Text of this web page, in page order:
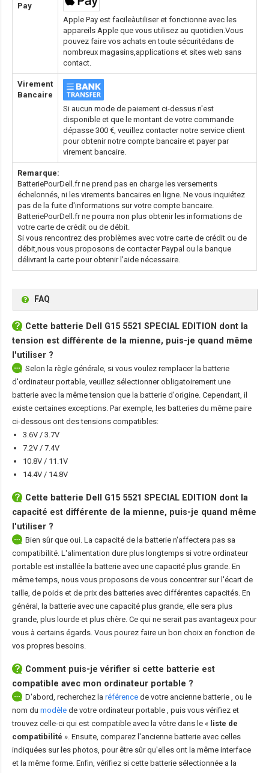
Pay
Apple Pay est facileàutiliser et fonctionne avec les
appareils Apple que vous utilisez au quotidien.Vous
pouvez faire vos achats en toute sécuritédans de
nombreux magasins,applications et sites web sans
contact.
Virement
Bancaire
Si aucun mode de paiement ci-dessus n'est
disponible et que le montant de votre commande
dépasse 300 €, veuillez contacter notre service client
pour obtenir notre compte bancaire et payer par
virement bancaire.
Remarque:
BatteriePourDell.fr ne prend pas en charge les versements
échelonnés, ni les virements bancaires en ligne. Ne vous inquiétez
pas de la fuite d'informations sur votre compte bancaire.
BatteriePourDell.fr ne pourra non plus obtenir les informations de
votre carte de crédit ou de débit.
Si vous rencontrez des problèmes avec votre carte de crédit ou de
débit,nous vous proposons de contacter Paypal ou la banque
délivrant la carte pour obtenir l'aide nécessaire.
FAQ
Cette batterie Dell G15 5521 SPECIAL EDITION dont la
tension est différente de la mienne, puis-je quand même
l'utiliser ?
Selon la règle générale, si vous voulez remplacer la batterie
d'ordinateur portable, veuillez sélectionner obligatoirement une
batterie avec la même tension que la batterie d'origine. Cependant, il
existe certaines exceptions. Par exemple, les batteries du même paire
ci-dessous ont des tensions compatibles:
3.6V / 3.7V
7.2V / 7.4V
10.8V / 11.1V
14.4V / 14.8V
Cette batterie Dell G15 5521 SPECIAL EDITION dont la
capacité est différente de la mienne, puis-je quand même
l'utiliser ?
Bien sûr que oui. La capacité de la batterie n'affectera pas sa
compatibilité. L'alimentation dure plus longtemps si votre ordinateur
portable est installée la batterie avec une capacité plus grande. En
même temps, nous vous proposons de vous concentrer sur l'écart de
taille, de poids et de prix des batteries avec différentes capacités. En
général, la batterie avec une capacité plus grande, elle sera plus
grande, plus lourde et plus chère. Ce qui ne serait pas avantageux pour
vous à certains égards. Vous pourez faire un bon choix en fonction de
vos propres besoins.
Comment puis-je vérifier si cette batterie est
compatible avec mon ordinateur portable ?
D'abord, recherchez la référence de votre ancienne batterie , ou le
nom du modèle de votre ordinateur portable , puis vous vérifiez et
trouvez celle-ci qui est compatible avec la vôtre dans le « liste de
compatibilité ». Ensuite, comparez l'ancienne batterie avec celles
indiquées sur les photos, pour être sûr qu'elles ont la même interface
et la même forme. Enfin, vérifiez si cette batterie sélectionnée a la